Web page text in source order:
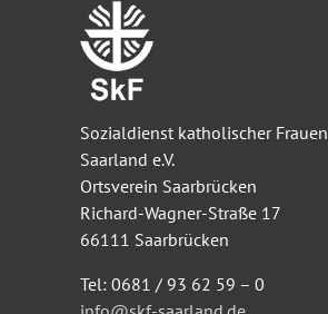
Sozialdienst katholischer Frauen
Saarland e.V.
Ortsverein Saarbrücken
Richard-Wagner-Straße 17
66111 Saarbrücken
Tel: 0681 / 93 62 59 – 0